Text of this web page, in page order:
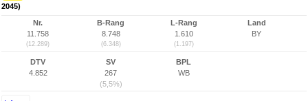
2045)
Nr.
11.758
(12.289)
B-Rang
8.748
(6.348)
L-Rang
1.610
(1.197)
Land
BY
DTV
4.852
SV
267
(5,5%)
BPL
WB